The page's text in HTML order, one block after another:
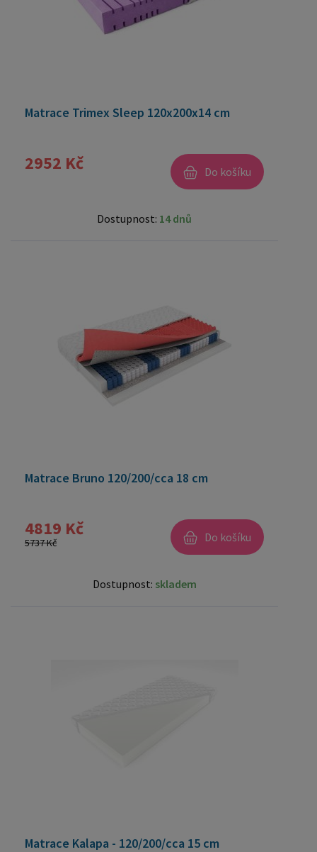
Matrace Trimex Sleep 120x200x14 cm
2952 Kč Do košíku
Dostupnost: 14 dnů
Matrace Bruno 120/200/cca 18 cm
4819 Kč
5737 Kč Do košíku
Dostupnost: skladem
Matrace Kalapa - 120/200/cca 15 cm